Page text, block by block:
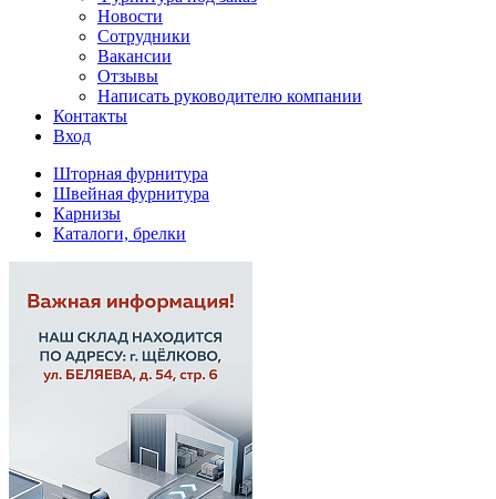
Новости
Сотрудники
Вакансии
Отзывы
Написать руководителю компании
Контакты
Вход
Шторная фурнитура
Швейная фурнитура
Карнизы
Каталоги, брелки